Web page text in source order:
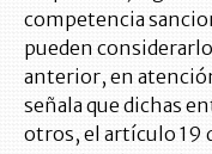
competencia
pueden
anterior, en
señala que dichas
otros, el artículo 19